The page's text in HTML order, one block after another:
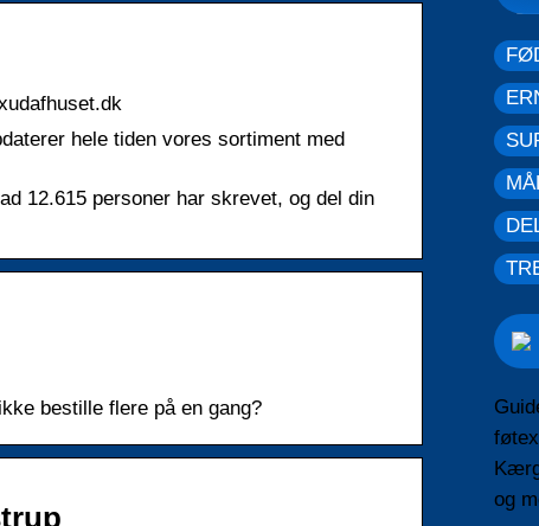
hele tiden vores sortiment med
12.615 personer har skrevet, og del din
bestille flere på en gang?
og